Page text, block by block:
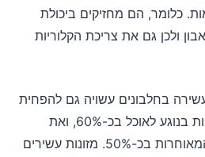
כלומר, הם מחזיקים ביכולת
ולכן גם את צריכת הקלוריות
בחלבונים עשויה גם להפחית
את המחשבות האובססיביות בנוגע לאוכל בכ-60%, ואת
הנשנושים בשעות הלילה המאוחרות בכ-50%. מזונות עשירים